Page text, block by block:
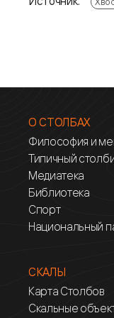
О СТОЛБАХ
Философия и
Типичный
Медиатека
Библиотека
Спорт
Национальный
СКАЛЫ
Карта Столбов
Скальные